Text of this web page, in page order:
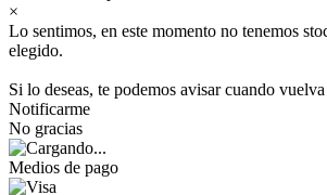
×
Lo sentimos, en este momento no tenemos
elegido.
Si lo deseas, te podemos avisar cuando
Notificarme
No gracias
Medios de pago